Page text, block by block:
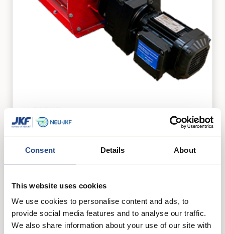
Consent Details About
This website uses cookies
We use cookies to personalise content and ads, to
provide social media features and to analyse our traffic.
We also share information about your use of our site with
JK-50EXS
Filtry i separatory
See product